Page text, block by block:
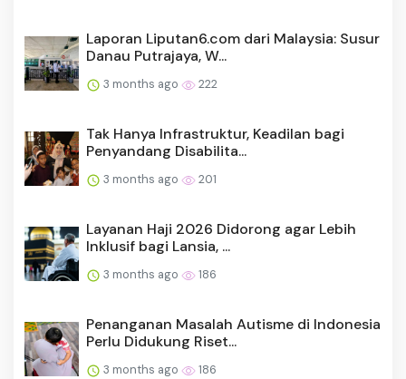
Laporan Liputan6.com dari Malaysia: Susur
Danau Putrajaya, W...
3 months ago 222
Tak Hanya Infrastruktur, Keadilan bagi
Penyandang Disabilita...
3 months ago 201
Layanan Haji 2026 Didorong agar Lebih
Inklusif bagi Lansia, ...
3 months ago 186
Penanganan Masalah Autisme di Indonesia
Perlu Didukung Riset...
3 months ago 186